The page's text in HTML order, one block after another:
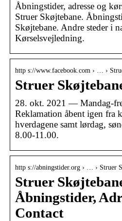
Åbningstider, adresse og
Struer Skøjtebane.
Skøjtebane. Andre steder i
Kørselsvejledning.
http s://www.facebook.com › … ›
Struer
28. okt. 2021 — Mandag-
Reklamation åbent igen fra
hverdagene samt lørdag,
8.00-11.00.
http s://abningstider.org › … › Struer
Struer
Åbningstider,
Contact